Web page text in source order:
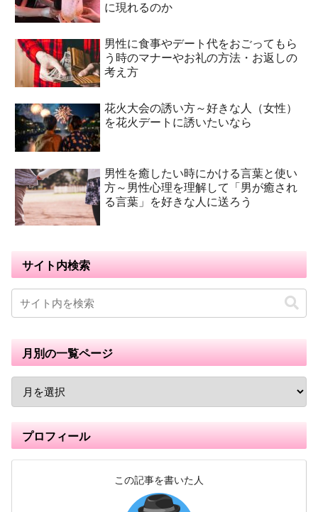
に現れるのか
男性に食事やデート代をおごってもら
う時のマナーやお礼の方法・お返しの
考え方
花火大会の誘い方～好きな人（女性）
を花火デートに誘いたいなら
男性を癒したい時にかける言葉と使い
方～男性心理を理解して「男が癒され
る言葉」を好きな人に送ろう
サイト内検索
月別の一覧ページ
プロフィール
この記事を書いた人